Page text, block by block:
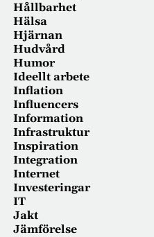
Hållbarhet
Hälsa
Hjärnan
Hudvård
Humor
Ideellt arbete
Inflation
Influencers
Information
Infrastruktur
Inspiration
Integration
Internet
Investeringar
IT
Jakt
Jämförelse